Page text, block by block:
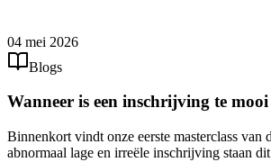
04 mei 2026
Blogs
Wanneer is een inschrijving te
Binnenkort vindt onze eerste masterclass van
abnormaal lage en irreële inschrijving staan